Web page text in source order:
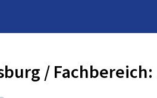
/ Fachbereich: